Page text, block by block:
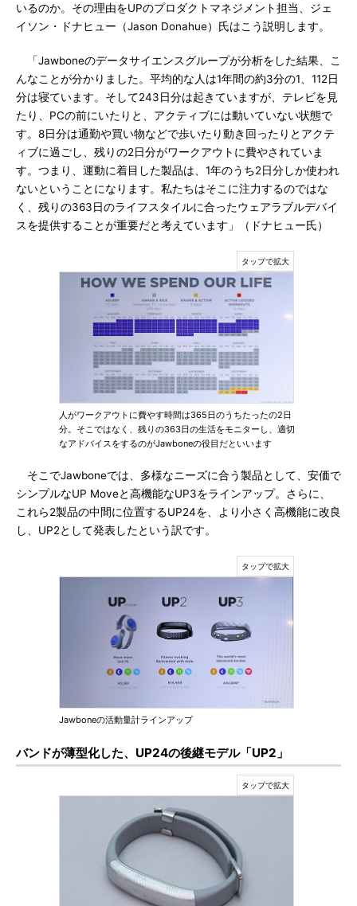
いるのか。その理由をUPのプロダクトマネジメント担当、ジェ
イソン・ドナヒュー（Jason Donahue）氏はこう説明します。
「Jawboneのデータサイエンスグループが分析をした結果、こ
んなことが分かりました。平均的な人は1年間の約3分の1、112日
分は寝ています。そして243日分は起きていますが、テレビを見
たり、PCの前にいたりと、アクティブには動いていない状態で
す。8日分は通勤や買い物などで歩いたり動き回ったりとアクテ
ィブに過ごし、残りの2日分がワークアウトに費やされていま
す。つまり、運動に着目した製品は、1年のうち2日分しか使われ
ないということになります。私たちはそこに注力するのではな
く、残りの363日のライフスタイルに合ったウェアラブルデバイ
スを提供することが重要だと考えています」（ドナヒュー氏）
人がワークアウトに費やす時間は365日のうちたったの2日
分。そこではなく、残りの363日の生活をモニターし、適切
なアドバイスをするのがJawboneの役目だといいます
そこでJawboneでは、多様なニーズに合う製品として、安価で
シンプルなUP Moveと高機能なUP3をラインアップ。さらに、
これら2製品の中間に位置するUP24を、より小さく高機能に改良
し、UP2として発表したという訳です。
Jawboneの活動量計ラインアップ
バンドが薄型化した、UP24の後継モデル「UP2」